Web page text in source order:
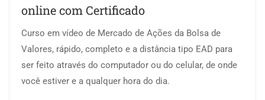
online com Certificado
Curso em vídeo de Mercado de Ações da Bolsa de
Valores, rápido, completo e a distância tipo EAD para
ser feito através do computador ou do celular, de onde
você estiver e a qualquer hora do dia.